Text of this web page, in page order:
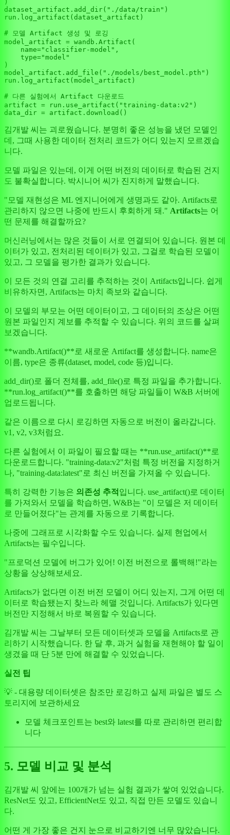
)
dataset_artifact.add_dir( "./data/train" )
run.log_artifact(dataset_artifact)
# 모델 Artifact 생성 및 로깅
model_artifact = wandb.Artifact(
    name=
"classifier-model" ,
type="model"
)
model_artifact.add_file( "./models/best_model.pth" )
run.log_artifact(model_artifact)
# 다른 실험에서 Artifact 다운로드
artifact = run.use_artifact( "training-data:v2" )
김개발 씨는 괴로웠습니다. 분명히 좋은 성능을 냈던 모델인
데, 그때 사용한 데이터 전처리 코드가 어디 있는지 모르겠습
니다.
모델 파일은 있는데, 이게 어떤 버전의 데이터로 학습된 건지
도 불확실합니다. 박시니어 씨가 진지하게 말했습니다.
"모델 재현성은 ML 엔지니어에게 생명과도 같아. Artifacts로
관리하지 않으면 나중에 반드시 후회하게 돼." Artifacts는 어
떤 문제를 해결할까요?
머신러닝에서는 많은 것들이 서로 연결되어 있습니다. 원본 데
이터가 있고, 전처리된 데이터가 있고, 그걸로 학습된 모델이
있고, 그 모델을 평가한 결과가 있습니다.
이 모든 것의 연결 고리를 추적하는 것이 Artifacts입니다. 쉽게
비유하자면, Artifacts는 마치 족보와 같습니다.
이 모델의 부모는 어떤 데이터이고, 그 데이터의 조상은 어떤
원본 파일인지 계보를 추적할 수 있습니다. 위의 코드를 살펴
보겠습니다.
**wandb.Artifact()**로 새로운 Artifact를 생성합니다. name은
이름, type은 종류(dataset, model, code 등)입니다.
add_dir()로 폴더 전체를, add_file()로 특정 파일을 추가합니다.
**run.log_artifact()**를 호출하면 해당 파일들이 W&B 서버에
업로드됩니다.
같은 이름으로 다시 로깅하면 자동으로 버전이 올라갑니다.
v1, v2, v3처럼요.
다른 실험에서 이 파일이 필요할 때는 **run.use_artifact()**로
다운로드합니다. "training-data:v2"처럼 특정 버전을 지정하거
나, "training-data:latest"로 최신 버전을 가져올 수 있습니다.
특히 강력한 기능은 의존성 추적 입니다. use_artifact()로 데이터
를 가져와서 모델을 학습하면, W&B는 "이 모델은 저 데이터
로 만들어졌다"는 관계를 자동으로 기록합니다.
나중에 그래프로 시각화할 수도 있습니다. 실제 현업에서
Artifacts는 필수입니다.
"프로덕션 모델에 버그가 있어! 이전 버전으로 롤백해!"라는
상황을 상상해보세요.
Artifacts가 없다면 이전 버전 모델이 어디 있는지, 그게 어떤 데
이터로 학습됐는지 찾느라 헤맬 것입니다. Artifacts가 있다면
버전만 지정해서 바로 복원할 수 있습니다.
김개발 씨는 그날부터 모든 데이터셋과 모델을 Artifacts로 관
리하기 시작했습니다. 한 달 후, 과거 실험을 재현해야 할 일이
생겼을 때 단 5분 만에 해결할 수 있었습니다.
실전 팁
💡 - 대용량 데이터셋은 참조만 로깅하고 실제 파일은 별도 스
토리지에 보관하세요
모델 체크포인트는 best와 latest를 따로 관리하면 편리합
니다
5. 모델 비교 및 분석
김개발 씨 앞에는 100개가 넘는 실험 결과가 쌓여 있었습니다.
ResNet도 있고, EfficientNet도 있고, 직접 만든 모델도 있습니
다.
어떤 게 가장 좋은 건지 눈으로 비교하기엔 너무 많았습니다.